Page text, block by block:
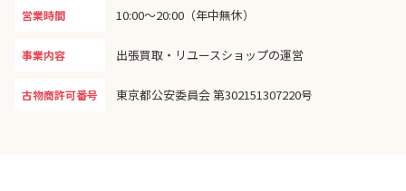
営業時間 10:00〜20:00（年中無休）
事業内容 出張買取・リユースショップの運営
古物商許可番号 東京都公安委員会 第302151307220号